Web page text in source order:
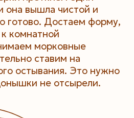
она вышла чистой и
готово. Достаем форму,
комнатной
морковные
ставим на
остывания. Это нужно
не отсырели.